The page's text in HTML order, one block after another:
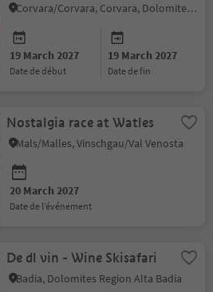
Corvara/Corvara, Corvara, Dolomites Region Alta Badia
19 March 2027
date de début
19 March 2027
date de fin
Nostalgia race at Watles
Mals/Malles, Vinschgau/Val Venosta
20 March 2027
date de l’événement
De dl vin - Wine Skisafari
Badia, Dolomites Region Alta Badia